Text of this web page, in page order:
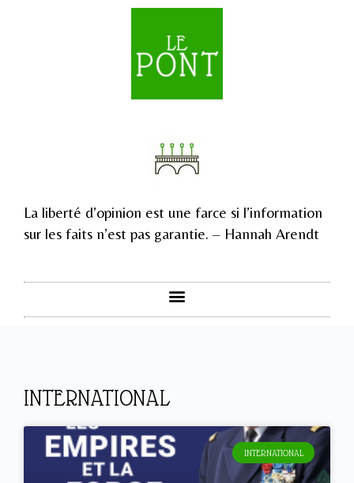
La liberté d’opinion est une farce si l’information
sur les faits n’est pas garantie. – Hannah Arendt
INTERNATIONAL
INTERNATIONAL